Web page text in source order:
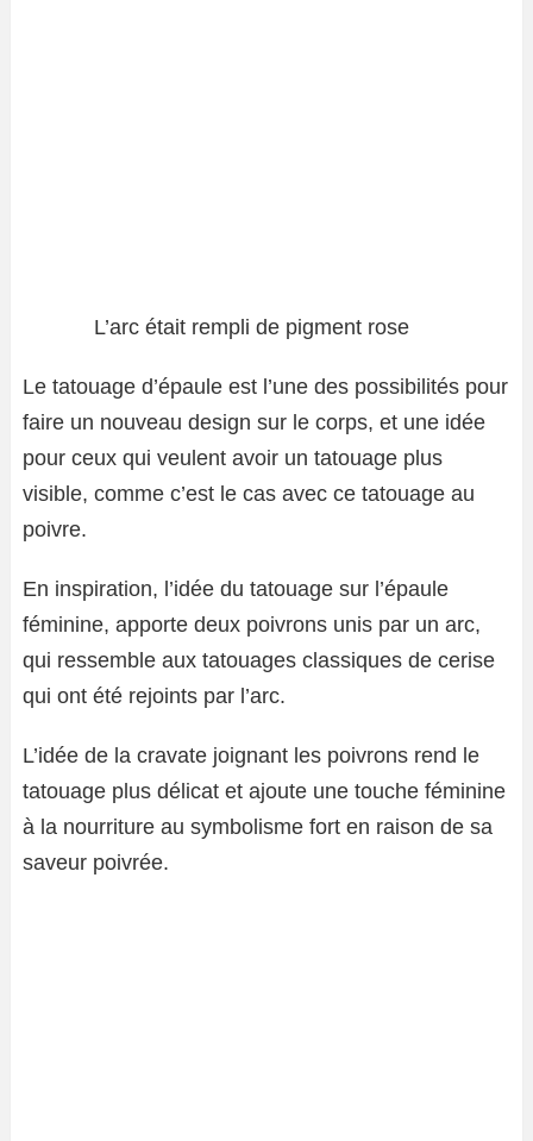
L’arc était rempli de pigment rose
Le tatouage d’épaule est l’une des possibilités pour
faire un nouveau design sur le corps, et une idée
pour ceux qui veulent avoir un tatouage plus
visible, comme c’est le cas avec ce tatouage au
poivre.
En inspiration, l’idée du tatouage sur l’épaule
féminine, apporte deux poivrons unis par un arc,
qui ressemble aux tatouages ​​classiques de cerise
qui ont été rejoints par l’arc.
L’idée de la cravate joignant les poivrons rend le
tatouage plus délicat et ajoute une touche féminine
à la nourriture au symbolisme fort en raison de sa
saveur poivrée.